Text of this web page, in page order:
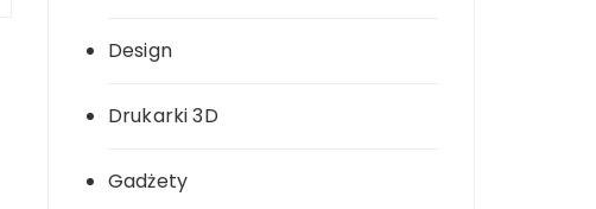
Design
Drukarki 3D
Gadżety